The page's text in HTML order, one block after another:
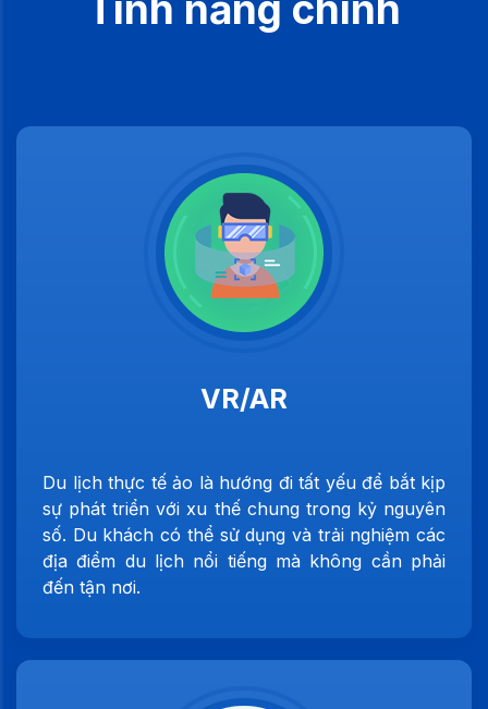
VR/AR
Du lịch thực tế ảo là hướng đi tất yếu để bắt kịp
sự phát triển với xu thế chung trong kỷ nguyên
số. Du khách có thể sử dụng và trải nghiệm các
địa điểm du lịch nổi tiếng mà không cần phải
đến tận nơi.